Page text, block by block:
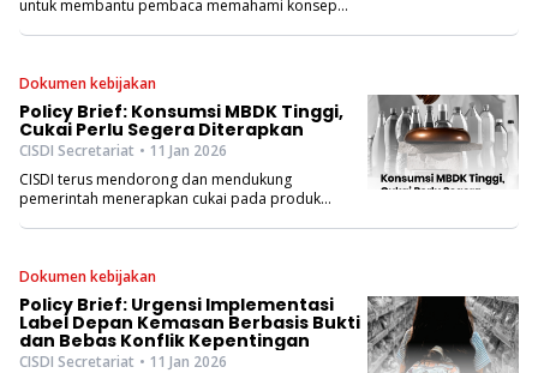
untuk membantu pembaca memahami konsep
Dokumen kebijakan
Policy Brief: Konsumsi MBDK Tinggi,
Cukai Perlu Segera Diterapkan
CISDI Secretariat • 11 Jan 2026
CISDI terus mendorong dan mendukung
pemerintah menerapkan cukai pada produk
aspek permintaan pada produk MBDK ketika
terjadi kenaikan harga (elastisitas).
Dokumen kebijakan
Policy Brief: Urgensi Implementasi
Label Depan Kemasan Berbasis Bukti
dan Bebas Konflik Kepentingan
CISDI Secretariat • 11 Jan 2026